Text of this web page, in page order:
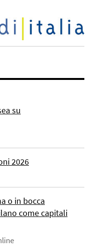
su
2026
o in bocca
come capitali